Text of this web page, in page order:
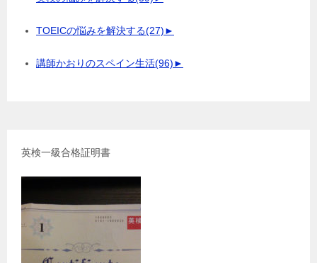
TOEICの悩みを解決する(27)►
講師かおりのスペイン生活(96)►
英検一級合格証明書